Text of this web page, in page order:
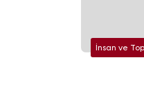
İnsan ve